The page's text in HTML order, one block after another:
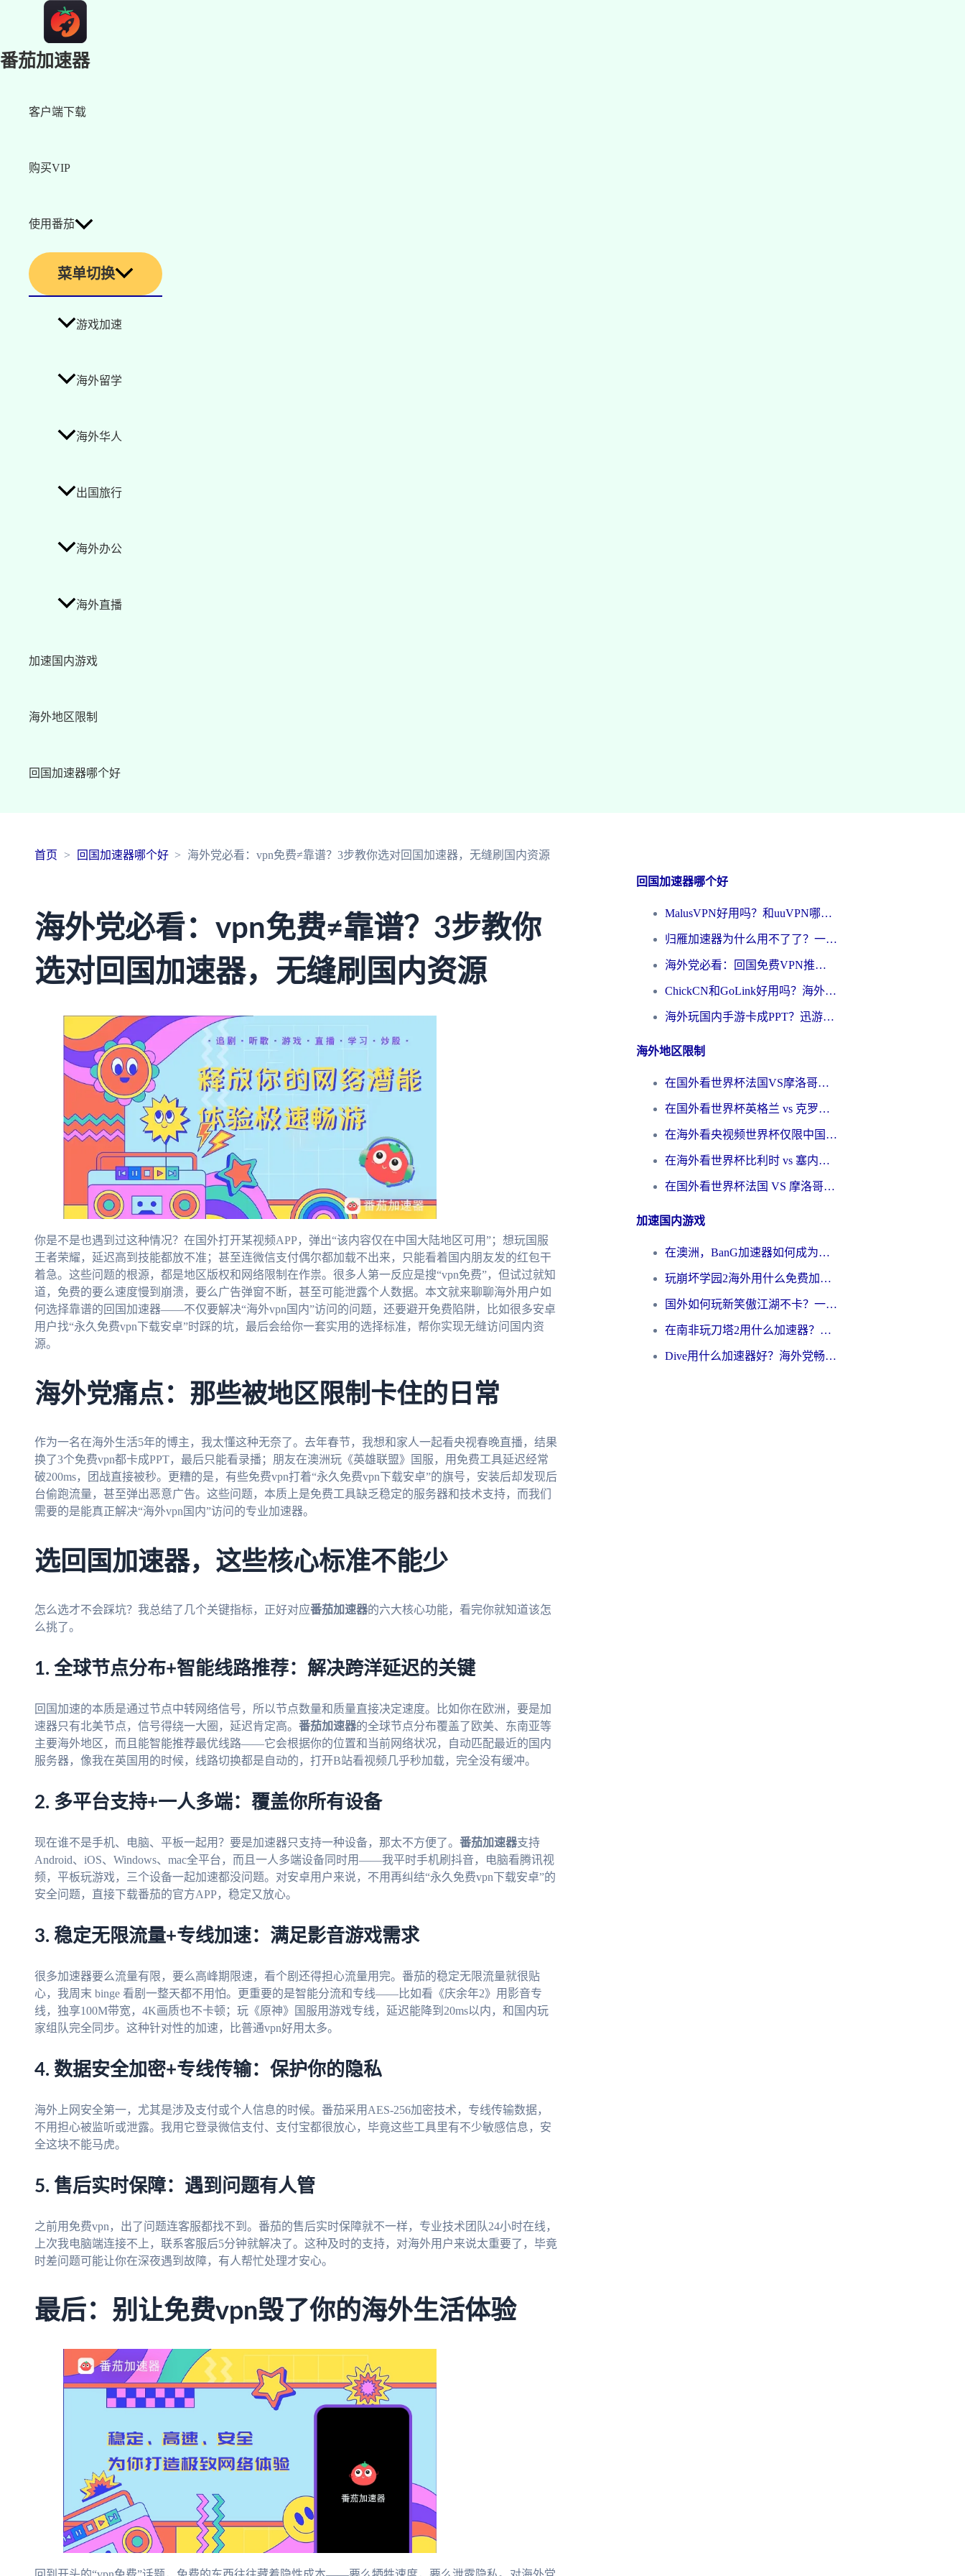
番茄加速器
客户端下载
购买VIP
使用番茄
菜单切换
游戏加速
海外留学
海外华人
出国旅行
海外办公
海外直播
加速国内游戏
海外地区限制
回国加速器哪个好
首页 回国加速器哪个好 海外党必看：vpn免费≠靠谱？3步教你选对回国加速器，无缝刷国内资源
海外党必看：vpn免费≠靠谱？3步教你
选对回国加速器，无缝刷国内资源
你是不是也遇到过这种情况？在国外打开某视频APP，弹出“该内容仅在中国大陆地区可用”；想玩国服
王者荣耀，延迟高到技能都放不准；甚至连微信支付偶尔都加载不出来，只能看着国内朋友发的红包干
着急。这些问题的根源，都是地区版权和网络限制在作祟。很多人第一反应是搜“vpn免费”，但试过就知
道，免费的要么速度慢到崩溃，要么广告弹窗不断，甚至可能泄露个人数据。本文就来聊聊海外用户如
何选择靠谱的回国加速器——不仅要解决“海外vpn国内”访问的问题，还要避开免费陷阱，比如很多安卓
用户找“永久免费vpn下载安卓”时踩的坑，最后会给你一套实用的选择标准，帮你实现无缝访问国内资
源。
海外党痛点：那些被地区限制卡住的日常
作为一名在海外生活5年的博主，我太懂这种无奈了。去年春节，我想和家人一起看央视春晚直播，结果
换了3个免费vpn都卡成PPT，最后只能看录播；朋友在澳洲玩《英雄联盟》国服，用免费工具延迟经常
破200ms，团战直接被秒。更糟的是，有些免费vpn打着“永久免费vpn下载安卓”的旗号，安装后却发现后
台偷跑流量，甚至弹出恶意广告。这些问题，本质上是免费工具缺乏稳定的服务器和技术支持，而我们
需要的是能真正解决“海外vpn国内”访问的专业加速器。
选回国加速器，这些核心标准不能少
怎么选才不会踩坑？我总结了几个关键指标，正好对应番茄加速器的六大核心功能，看完你就知道该怎
么挑了。
1. 全球节点分布+智能线路推荐：解决跨洋延迟的关键
回国加速的本质是通过节点中转网络信号，所以节点数量和质量直接决定速度。比如你在欧洲，要是加
速器只有北美节点，信号得绕一大圈，延迟肯定高。 番茄加速器的全球节点分布覆盖了欧美、东南亚等
主要海外地区，而且能智能推荐最优线路——它会根据你的位置和当前网络状况，自动匹配最近的国内
服务器，像我在英国用的时候，线路切换都是自动的，打开B站看视频几乎秒加载，完全没有缓冲。
2. 多平台支持+一人多端：覆盖你所有设备
现在谁不是手机、电脑、平板一起用？要是加速器只支持一种设备，那太不方便了。 番茄加速器支持
Android、iOS、Windows、mac全平台，而且一人多端设备同时用——我平时手机刷抖音，电脑看腾讯视
频，平板玩游戏，三个设备一起加速都没问题。对安卓用户来说，不用再纠结“永久免费vpn下载安卓”的
安全问题，直接下载番茄的官方APP，稳定又放心。
3. 稳定无限流量+专线加速：满足影音游戏需求
很多加速器要么流量有限，要么高峰期限速，看个剧还得担心流量用完。番茄的稳定无限流量就很贴
心，我周末 binge 看剧一整天都不用怕。更重要的是智能分流和专线——比如看《庆余年2》用影音专
线，独享100M带宽，4K画质也不卡顿；玩《原神》国服用游戏专线，延迟能降到20ms以内，和国内玩
家组队完全同步。这种针对性的加速，比普通vpn好用太多。
4. 数据安全加密+专线传输：保护你的隐私
海外上网安全第一，尤其是涉及支付或个人信息的时候。番茄采用AES-256加密技术，专线传输数据，
不用担心被监听或泄露。我用它登录微信支付、支付宝都很放心，毕竟这些工具里有不少敏感信息，安
全这块不能马虎。
5. 售后实时保障：遇到问题有人管
之前用免费vpn，出了问题连客服都找不到。番茄的售后实时保障就不一样，专业技术团队24小时在线，
上次我电脑端连接不上，联系客服后5分钟就解决了。这种及时的支持，对海外用户来说太重要了，毕竟
时差问题可能让你在深夜遇到故障，有人帮忙处理才安心。
最后：别让免费vpn毁了你的海外生活体验
回国加速器哪个好
MalusVPN好用吗？和uuVPN哪个好？海外党无缝访问国内资源的真实对比与选择指南
归雁加速器为什么用不了了？一位海外游子的真实困惑与技术解答
海外党必看：回国免费VPN推荐？别踩坑！教你选对加速器无缝刷国内资源
ChickCN和GoLink好用吗？海外党如何选对回国加速器
海外玩国内手游卡成PPT？迅游和奇游手游哪个好？一篇讲透回国加速器怎么选
海外地区限制
在国外看世界杯法国VS摩洛哥地区限制？这篇指南让你流畅看中文解说无压力
在国外看世界杯英格兰 vs 克罗地亚当前地区不可播放？这篇指南帮你搞定所有海外观赛难题
在海外看央视频世界杯仅限中国大陆？这篇指南帮你解锁中文解说+无卡顿直播
在海外看世界杯比利时 vs 塞内加尔仅限中国大陆？我找到了最流畅的中文解说之路
在国外看世界杯法国 VS 摩洛哥仅限中国大陆？海外党这样看中文解说赛事不卡顿
加速国内游戏
在澳洲，BanG加速器如何成为你国服游戏的“时光机”？
玩崩坏学园2海外用什么免费加速器好？2026海外党亲测国服游戏加速指南
国外如何玩新笑傲江湖不卡？一份给海外游子的终极网络指南
在南非玩刀塔2用什么加速器？一份给海外游子的终极生存指南
Dive用什么加速器好？海外党畅玩国服游戏的终极避坑指南